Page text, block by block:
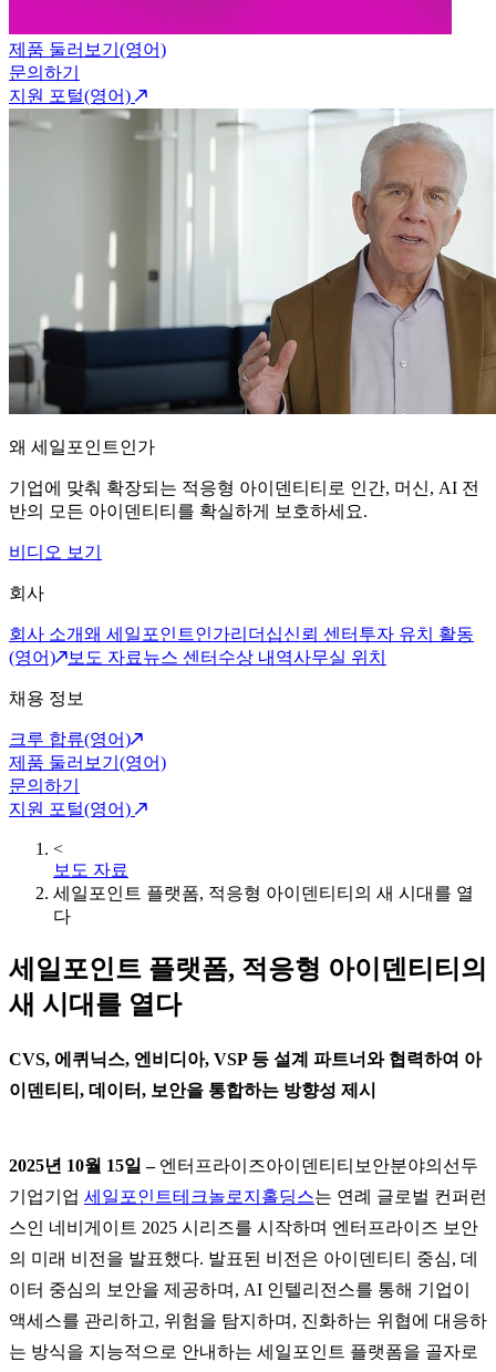
제품 둘러보기(영어)
문의하기
지원 포털(영어)
왜 세일포인트인가
기업에 맞춰 확장되는 적응형 아이덴티티로 인간, 머신, AI 전
반의 모든 아이덴티티를 확실하게 보호하세요.
비디오 보기
회사
회사 소개왜 세일포인트인가리더십신뢰 센터 투자 유치 활동
(영어)
보도 자료뉴스 센터 수상 내역사무실 위치
채용 정보
크루 합류(영어)
제품 둘러보기(영어)
문의하기
지원 포털(영어)
<
보도 자료
세일포인트 플랫폼, 적응형 아이덴티티의 새 시대를 열
다
세일포인트 플랫폼, 적응형 아이덴티티의
새 시대를 열다
CVS, 에퀴닉스, 엔비디아, VSP 등 설계 파트너와 협력하여 아
이덴티티, 데이터, 보안을 통합하는 방향성 제시
2025년 10월 15일 – 엔터프라이즈아이덴티티보안분야의선두
기업기업 세일포인트테크놀로지홀딩스는 연례 글로벌 컨퍼런
스인 네비게이트 2025 시리즈를 시작하며 엔터프라이즈 보안
의 미래 비전을 발표했다. 발표된 비전은 아이덴티티 중심, 데
이터 중심의 보안을 제공하며, AI 인텔리전스를 통해 기업이
액세스를 관리하고, 위험을 탐지하며, 진화하는 위협에 대응하
는 방식을 지능적으로 안내하는 세일포인트 플랫폼을 골자로